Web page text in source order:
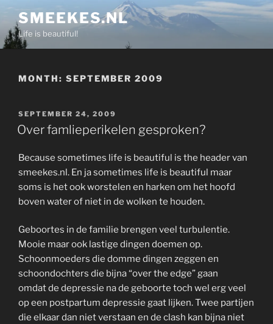
content
SMEEKES.NL
Life is beautiful!
MONTH: SEPTEMBER 2009
POSTED
ON
SEPTEMBER 24, 2009
Over famlieperikelen gesproken?
Because sometimes life is beautiful is the header van
smeekes.nl. En ja sometimes life is beautiful maar
soms is het ook worstelen en harken om het hoofd
boven water of niet in de wolken te houden.
Geboortes in de familie brengen veel turbulentie.
Mooie maar ook lastige dingen doemen op.
Schoonmoeders die domme dingen zeggen en
schoondochters die bijna “over the edge” gaan
omdat de depressie na de geboorte toch wel erg veel
op een postpartum depressie gaat lijken. Twee partijen
die elkaar dan niet verstaan en de clash kan bijna niet